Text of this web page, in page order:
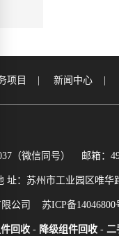
项目 新闻中心
（微信同号） 邮箱：
址：苏州市工业园区唯华
限公司 苏ICP备14046800
回收 - 降级组件回收 - 二